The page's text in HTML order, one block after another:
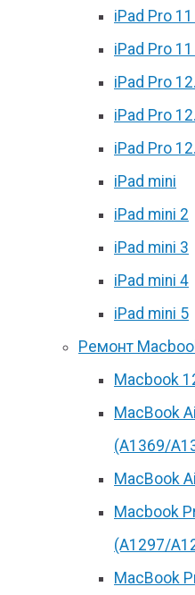
iPad Pro
iPad Pro
iPad Pro
iPad Pro
iPad Pro
iPad mini
iPad mini 2
iPad mini 3
iPad mini 4
iPad mini 5
Ремонт
Macbook
MacBook
(A1369/
MacBook
Macbook
(A1297/
MacBook